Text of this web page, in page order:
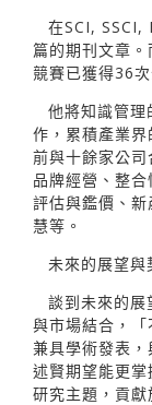
在SCI, SSCI,
篇的期刊文章
競賽已獲得36
他將知識管理
作，累積產業
前與十餘家公司
品牌經營、整
評估與鑑價、
慧等。
未來的展望與
談到未來的展
與市場結合，
兼具學術發表
述賢期望能更
研究主題，貢獻